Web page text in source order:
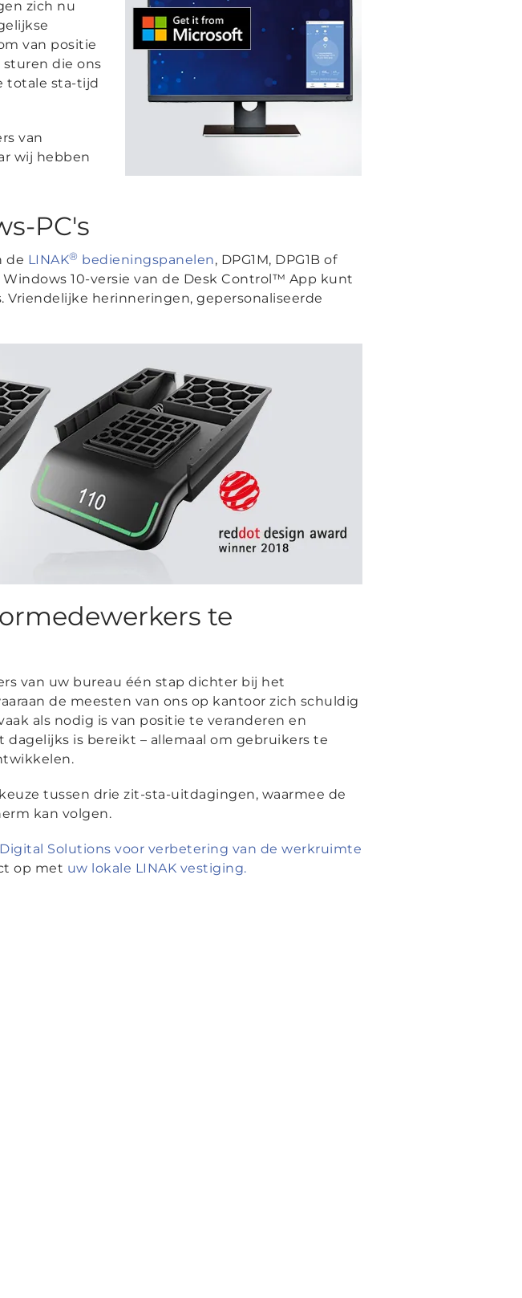
zich nu
van positie
sturen die ons
totale sta-tijd
van
wij hebben
PC's
de LINAK® bedieningspanelen, DPG1M, DPG1B of
10-versie van de Desk Control™ App kunt
herinneringen, gepersonaliseerde
te
van uw bureau één stap dichter bij het
de meesten van ons op kantoor zich schuldig
als nodig is van positie te veranderen en
is bereikt – allemaal om gebruikers te
tussen drie zit-sta-uitdagingen, waarmee de
kan volgen.
Digital Solutions voor verbetering van de werkruimte
op met uw lokale LINAK vestiging.